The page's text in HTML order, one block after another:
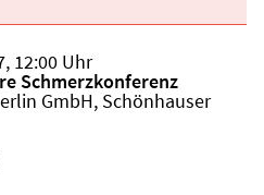
, 12:00 Uhr
Schmerzkonferenz
GmbH, Schönhauser